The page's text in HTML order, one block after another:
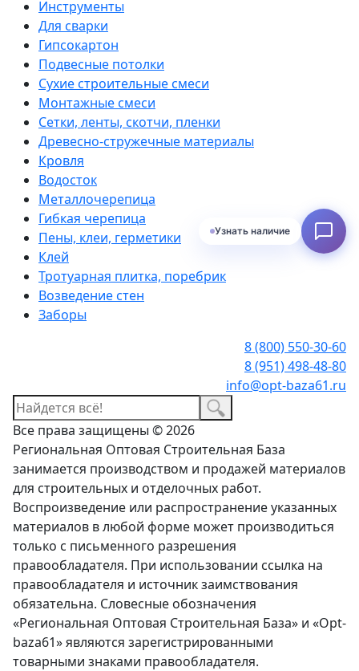
Инструменты
Для сварки
Гипсокартон
Подвесные потолки
Сухие строительные смеси
Монтажные смеси
Сетки, ленты, скотчи, пленки
Древесно-стружечные материалы
Кровля
Водосток
Металлочерепица
Гибкая черепица
Пены, клеи, герметики
Клей
Тротуарная плитка, поребрик
Возведение стен
Заборы
8 (800) 550-30-60
8 (951) 498-48-80
info@opt-baza61.ru
Все права защищены © 2026
Региональная Оптовая Строительная База
занимается производством и продажей материалов
для строительных и отделочных работ.
Воспроизведение или распространение указанных
материалов в любой форме может производиться
только с письменного разрешения
правообладателя. При использовании ссылка на
правообладателя и источник заимствования
обязательна. Словесные обозначения
«Региональная Оптовая Строительная База» и «Opt-
baza61» являются зарегистрированными
товарными знаками правообладателя.
Узнать наличие